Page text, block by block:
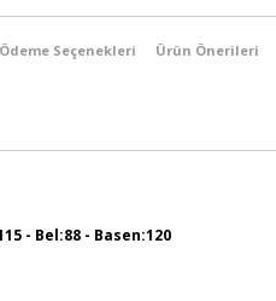
Ödeme Seçenekleri Ürün Önerileri
- Bel:88 - Basen:120